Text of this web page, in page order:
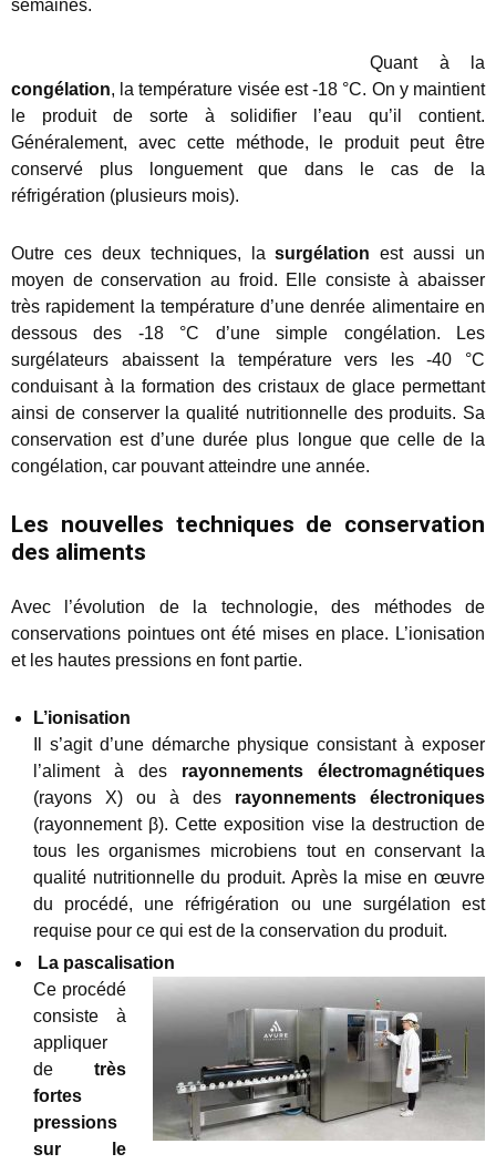
semaines.
Quant à la
congélation, la température visée est -18 °C. On y maintient
le produit de sorte à solidifier l’eau qu’il contient.
Généralement, avec cette méthode, le produit peut être
conservé plus longuement que dans le cas de la
réfrigération (plusieurs mois).
Outre ces deux techniques, lasurgélation est aussi un
moyen de conservation au froid. Elle consiste à abaisser
très rapidement la température d’une denrée alimentaire en
dessous des -18 °C d’une simple congélation. Les
surgélateurs abaissent la température vers les -40 °C
conduisant à la formation des cristaux de glace permettant
ainsi de conserver la qualité nutritionnelle des produits. Sa
conservation est d’une durée plus longue que celle de la
congélation, car pouvant atteindre une année.
Les nouvelles techniques de conservation
des aliments
Avec l’évolution de la technologie, des méthodes de
conservations pointues ont été mises en place. L’ionisation
et les hautes pressions en font partie.
L’ionisation
Il s’agit d’une démarche physique consistant à exposer
l’aliment à des rayonnements électromagnétiques
(rayons X) ou à des rayonnements électroniques
(rayonnement β). Cette exposition vise la destruction de
tous les organismes microbiens tout en conservant la
qualité nutritionnelle du produit. Après la mise en œuvre
du procédé, une réfrigération ou une surgélation est
requise pour ce qui est de la conservation du produit.
La pascalisation
Ce procédé
consiste à
appliquer
de très
fortes
pressions
sur le